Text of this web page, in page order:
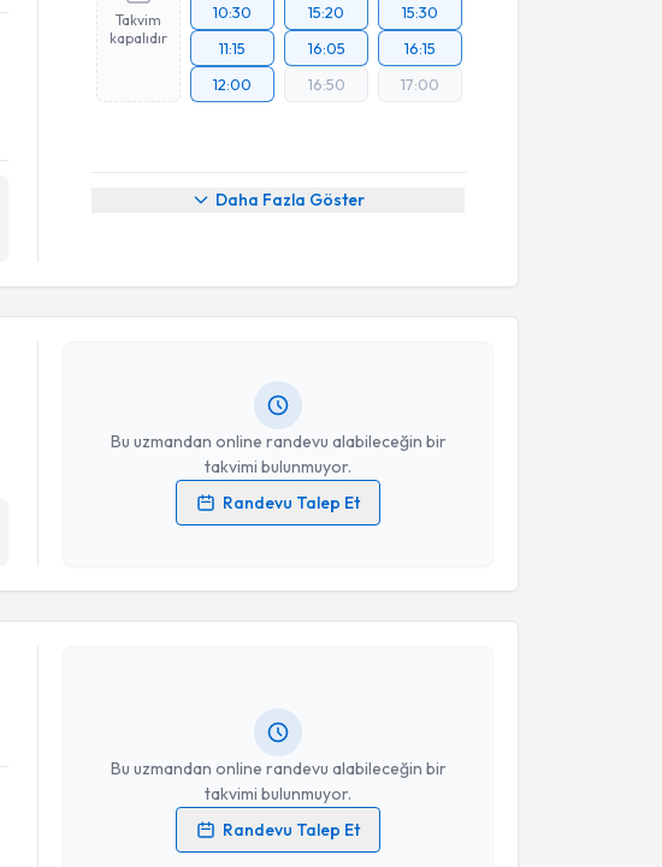
Takvim
kapalıdır
10:30
11:15
12:00
15:20
16:05
16:50
15:30
16:15
17:00
Daha Fazla Göster
Bu uzmandan online randevu alabileceğin bir
takvimi bulunmuyor.
Randevu Talep Et
Aile Danışmanı Fatma Ilıkaner Şahiniçin randevu takvimi
talebi oluşturun. Size bu uzmandan randevu almanız için bir
Kişisel verilerimin işlenmesine ilişkinAydınlatma Metni
Bu uzmandan online randevu alabileceğin bir
takvimi bulunmuyor.
Randevu Talep Et
Randevu Takvimi Talebi
Kişisel verilerimin işlenmesine ilişkinAydınlatma Metni